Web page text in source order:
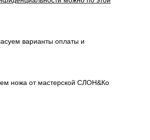
варианты оплаты и
ножа от мастерской СЛОН&Ко